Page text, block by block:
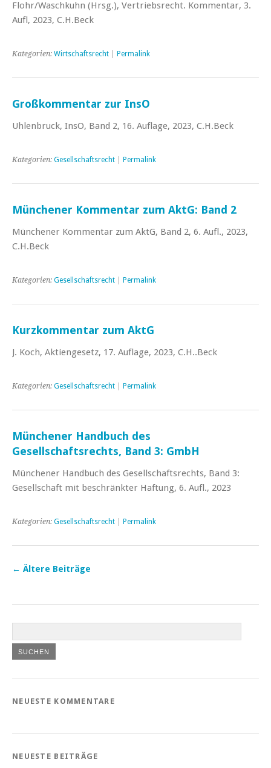
Flohr/Waschkuhn (Hrsg.), Vertriebsrecht. Kommentar, 3.
Aufl, 2023, C.H.Beck
Kategorien: Wirtschaftsrecht Permalink
Großkommentar zur InsO
Uhlenbruck, InsO, Band 2, 16. Auflage, 2023, C.H.Beck
Kategorien: Gesellschaftsrecht Permalink
Münchener Kommentar zum AktG: Band 2
Münchener Kommentar zum AktG, Band 2, 6. Aufl., 2023,
C.H.Beck
Kategorien: Gesellschaftsrecht Permalink
Kurzkommentar zum AktG
J. Koch, Aktiengesetz, 17. Auflage, 2023, C.H..Beck
Kategorien: Gesellschaftsrecht Permalink
Münchener Handbuch des
Gesellschaftsrechts, Band 3: GmbH
Münchener Handbuch des Gesellschaftsrechts, Band 3:
Gesellschaft mit beschränkter Haftung, 6. Aufl., 2023
Kategorien: Gesellschaftsrecht Permalink
← Ältere Beiträge
NEUESTE KOMMENTARE
NEUESTE BEITRÄGE